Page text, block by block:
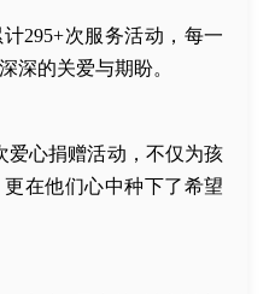
295+次服务活动，每一
深的关爱与期盼。
爱心捐赠活动，不仅为孩
在他们心中种下了希望